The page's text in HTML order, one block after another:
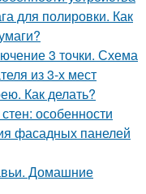
для полировки. Как
3 точки. Схема
из 3-х мест
Как делать?
особенности
фасадных панелей
Домашние